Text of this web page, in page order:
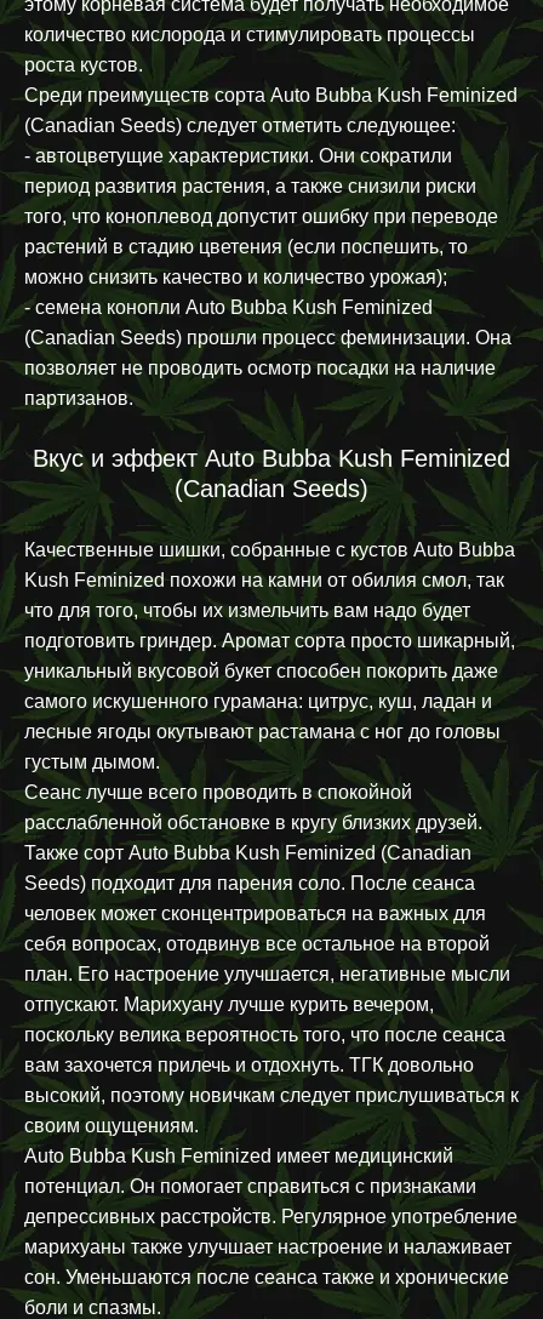
количество кислорода и стимулировать процессы
роста кустов.
Среди преимуществ сорта Auto Bubba Kush Feminized
(Canadian Seeds) следует отметить следующее:
- автоцветущие характеристики. Они сократили
период развития растения, а также снизили риски
того, что коноплевод допустит ошибку при переводе
растений в стадию цветения (если поспешить, то
можно снизить качество и количество урожая);
- семена конопли Auto Bubba Kush Feminized
(Canadian Seeds) прошли процесс феминизации. Она
позволяет не проводить осмотр посадки на наличие
партизанов.
Вкус и эффект Auto Bubba Kush Feminized
(Canadian Seeds)
Качественные шишки, собранные с кустов Auto Bubba
Kush Feminized похожи на камни от обилия смол, так
что для того, чтобы их измельчить вам надо будет
подготовить гриндер. Аромат сорта просто шикарный,
уникальный вкусовой букет способен покорить даже
самого искушенного гурамана: цитрус, куш, ладан и
лесные ягоды окутывают растамана с ног до головы
густым дымом.
Сеанс лучше всего проводить в спокойной
расслабленной обстановке в кругу близких друзей.
Также сорт Auto Bubba Kush Feminized (Canadian
Seeds) подходит для парения соло. После сеанса
человек может сконцентрироваться на важных для
себя вопросах, отодвинув все остальное на второй
план. Его настроение улучшается, негативные мысли
отпускают. Марихуану лучше курить вечером,
поскольку велика вероятность того, что после сеанса
вам захочется прилечь и отдохнуть. ТГК довольно
высокий, поэтому новичкам следует прислушиваться к
своим ощущениям.
Auto Bubba Kush Feminized имеет медицинский
потенциал. Он помогает справиться с признаками
депрессивных расстройств. Регулярное употребление
марихуаны также улучшает настроение и налаживает
сон. Уменьшаются после сеанса также и хронические
боли и спазмы.